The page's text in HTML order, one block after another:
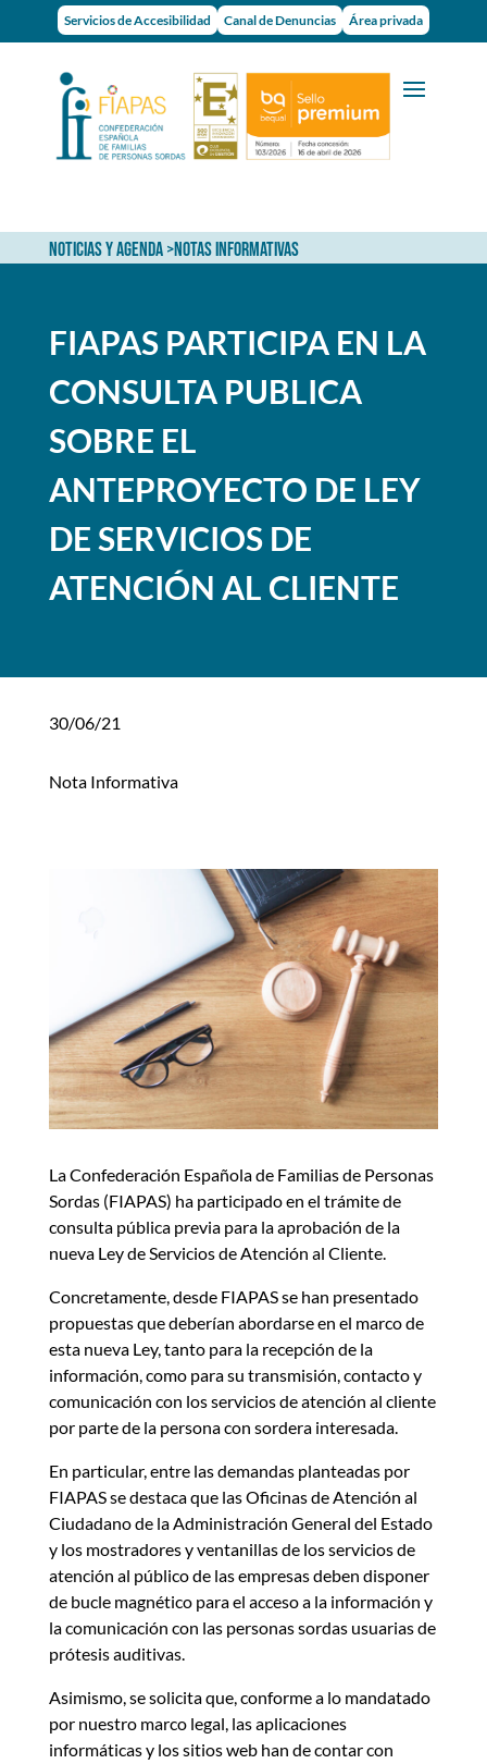
Servicios de Accesibilidad Canal de Denuncias Área privada
NOTICIAS Y AGENDA>NOTAS INFORMATIVAS
FIAPAS PARTICIPA EN LA
CONSULTA PUBLICA
SOBRE EL
ANTEPROYECTO DE LEY
DE SERVICIOS DE
ATENCIÓN AL CLIENTE
30/06/21
Nota Informativa
La Confederación Española de Familias de Personas
Sordas (FIAPAS) ha participado en el trámite de
consulta pública previa para la aprobación de la
nueva Ley de Servicios de Atención al Cliente.
Concretamente, desde FIAPAS se han presentado
propuestas que deberían abordarse en el marco de
esta nueva Ley, tanto para la recepción de la
información, como para su transmisión, contacto y
comunicación con los servicios de atención al cliente
por parte de la persona con sordera interesada.
En particular, entre las demandas planteadas por
FIAPAS se destaca que las Oficinas de Atención al
Ciudadano de la Administración General del Estado
y los mostradores y ventanillas de los servicios de
atención al público de las empresas deben disponer
de bucle magnético para el acceso a la información y
la comunicación con las personas sordas usuarias de
prótesis auditivas.
Asimismo, se solicita que, conforme a lo mandatado
por nuestro marco legal, las aplicaciones
informáticas y los sitios web han de contar con